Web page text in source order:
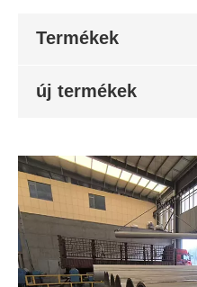
Termékek
új termékek